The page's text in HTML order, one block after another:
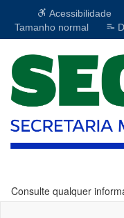
Acessibilidade
Tamanho normal
Consulte qualquer